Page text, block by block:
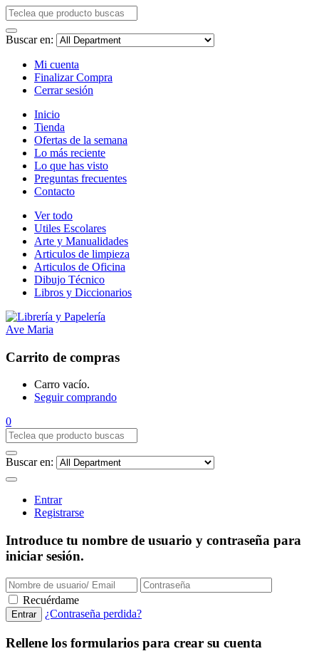
Buscar en:
Mi cuenta
Finalizar Compra
Cerrar sesión
Inicio
Tienda
Ofertas de la semana
Lo más reciente
Lo que has visto
Preguntas frecuentes
Contacto
Ver todo
Utiles Escolares
Arte y Manualidades
Articulos de limpieza
Articulos de Oficina
Dibujo Técnico
Libros y Diccionarios
Carrito de compras
Carro vacío.
Seguir comprando
0
Buscar en:
Entrar
Registrarse
Introduce tu nombre de usuario y contraseña para
iniciar sesión.
Recuérdame
¿Contraseña perdida?
Rellene los formularios para crear su cuenta